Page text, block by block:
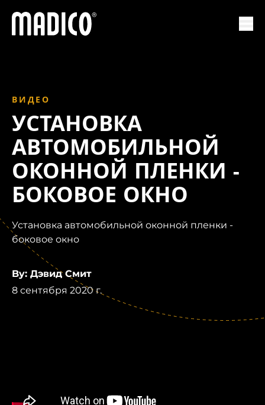
Мадико
ВИДЕО
УСТАНОВКА
АВТОМОБИЛЬНОЙ
ОКОННОЙ ПЛЕНКИ -
БОКОВОЕ ОКНО
Установка автомобильной оконной пленки -
боковое окно
By: Дэвид Смит
8 сентября 2020 г.